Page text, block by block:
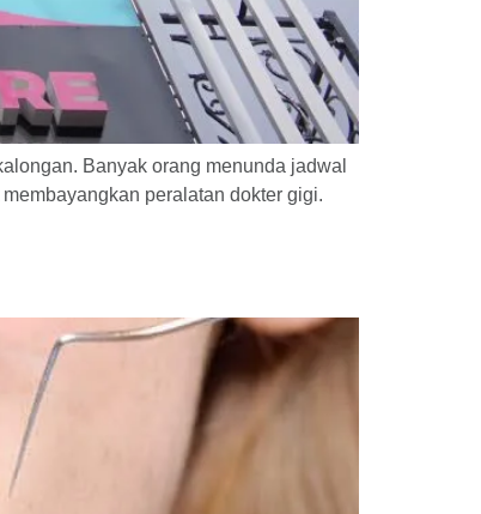
Banyak orang menunda jadwal
peralatan dokter gigi.